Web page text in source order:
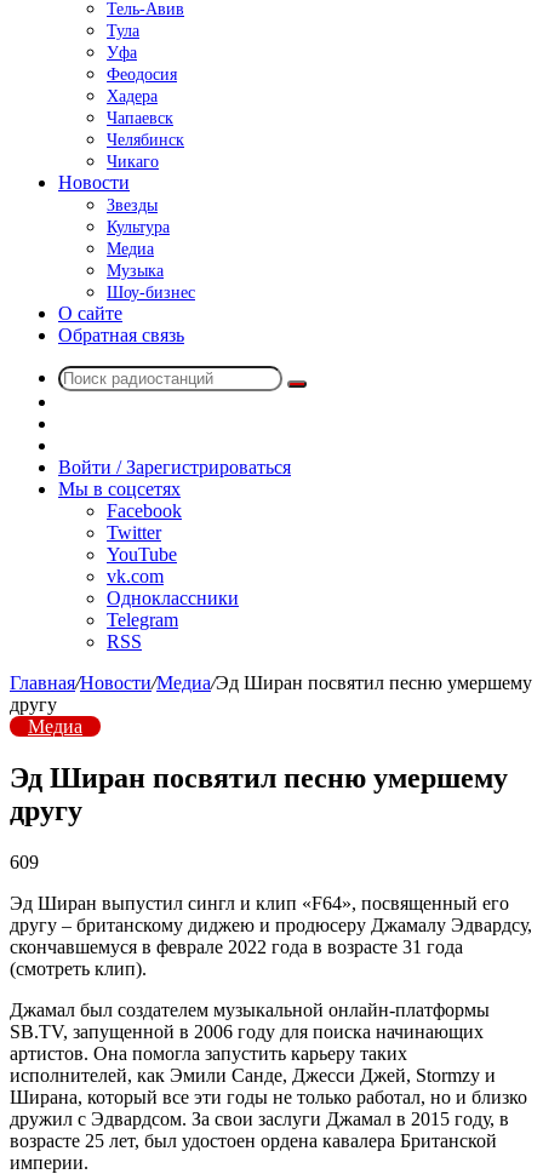
Тель-Авив
Тула
Уфа
Феодосия
Хадера
Чапаевск
Челябинск
Чикаго
Новости
Звезды
Культура
Медиа
Музыка
Шоу-бизнес
О сайте
Обратная связь
Поиск
радио
Войти / Зарегистрироваться
Мы в соцсетях
Facebook
Twitter
YouTube
vk.com
Одноклассники
Telegram
RSS
Главная/Новости/Медиа/Эд Ширан посвятил песню умершему
другу
Медиа
Эд Ширан посвятил песню умершему
другу
609
Эд Ширан выпустил сингл и клип «F64», посвященный его
другу – британскому диджею и продюсеру Джамалу Эдвардсу,
скончавшемуся в феврале 2022 года в возрасте 31 года
(смотреть клип).
Джамал был создателем музыкальной онлайн-платформы
SB.TV, запущенной в 2006 году для поиска начинающих
артистов. Она помогла запустить карьеру таких
исполнителей, как Эмили Санде, Джесси Джей, Stormzy и
Ширана, который все эти годы не только работал, но и близко
дружил с Эдвардсом. За свои заслуги Джамал в 2015 году, в
возрасте 25 лет, был удостоен ордена кавалера Британской
империи.